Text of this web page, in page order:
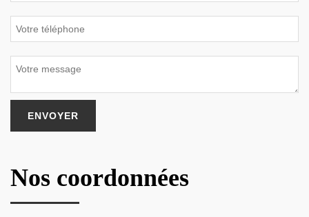
Nos coordonnées